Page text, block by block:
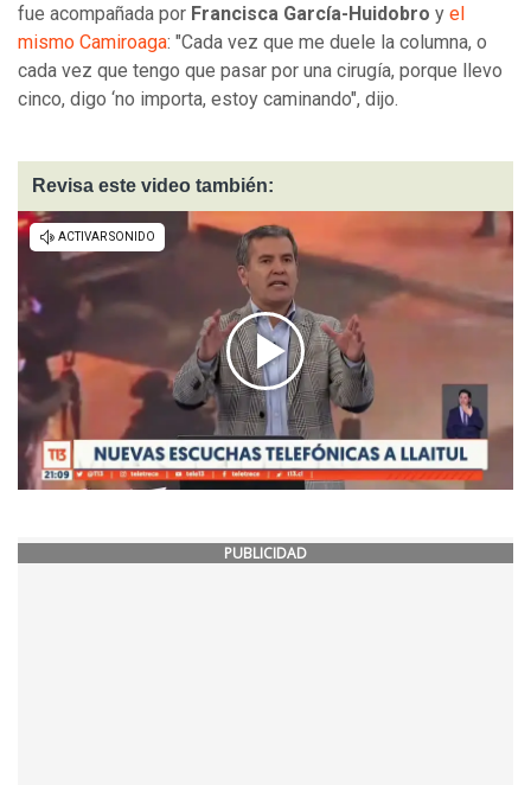
fue acompañada por Francisca García-Huidobro y el
mismo Camiroaga: "Cada vez que me duele la columna, o
cada vez que tengo que pasar por una cirugía, porque llevo
cinco, digo ‘no importa, estoy caminando", dijo.
Revisa este video también:
PUBLICIDAD